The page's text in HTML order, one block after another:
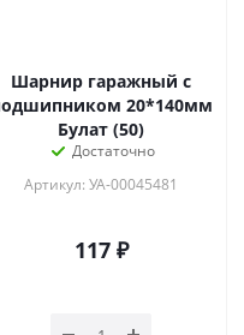
Шарнир гаражный с
20*140мм
Булат (50)
Достаточно
Артикул: УА-00045481
117₽